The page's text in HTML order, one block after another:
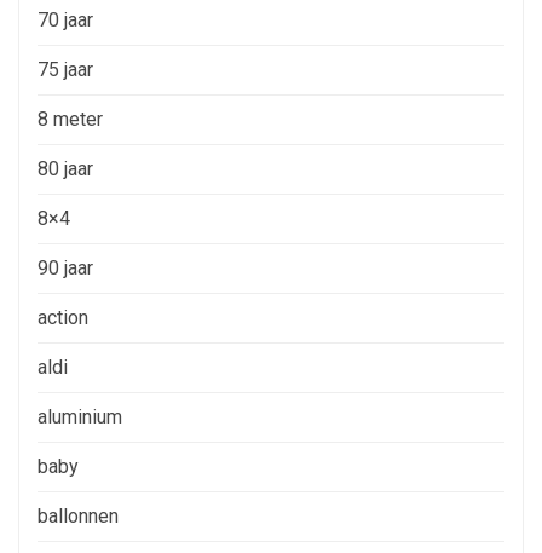
70 jaar
75 jaar
8 meter
80 jaar
8×4
90 jaar
action
aldi
aluminium
baby
ballonnen